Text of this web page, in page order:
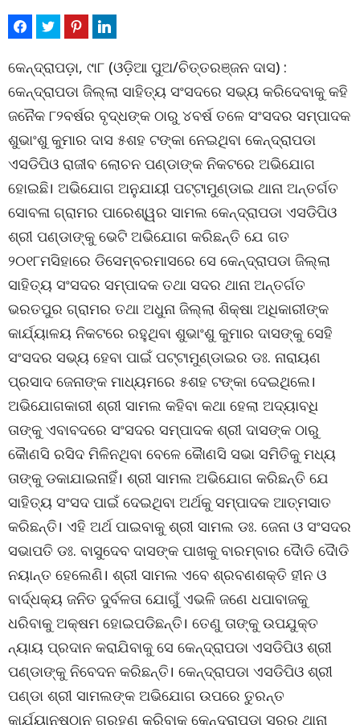
କେନ୍ଦ୍ରାପଡ଼ା, ୯ା୮ (ଓଡ଼ିଆ ପୁଅ/ଚିତ୍ତରଞ୍ଜନ ଦାସ) :
କେନ୍ଦ୍ରାପଡା ଜିଲ୍ଲା ସାହିତ୍ୟ ସଂସଦରେ ସଭ୍ୟ କରିଦେବାକୁ କହି
ଜନୈକ ୮୨ବର୍ଷର ବୃଦ୍ଧଙ୍କ ଠାରୁ ୪ବର୍ଷ ତଳେ ସଂସଦର ସମ୍ପାଦକ
ଶୁଭାଂଶୁ କୁମାର ଦାସ ୫ଶହ ଟଙ୍କା ନେଇଥିବା କେନ୍ଦ୍ରାପଡା
ଏସଡିପିଓ ରାଜୀବ ଲୋଚନ ପଣ୍ଡାଙ୍କ ନିକଟରେ ଅଭିଯୋଗ
ହୋଇଛି। ଅଭିଯୋଗ ଅନୁଯାୟୀ ପଟ୍ଟାମୁଣ୍ଡାଇ ଥାନା ଅନ୍ତର୍ଗତ
ସୋବଳା ଗ୍ରାମର ପାରେଶ୍ୱର ସାମଲ କେନ୍ଦ୍ରାପଡା ଏସଡିପିଓ
ଶ୍ରୀ ପଣ୍ଡାଙ୍କୁ ଭେଟି ଅଭିଯୋଗ କରିଛନ୍ତି ଯେ ଗତ
୨୦୧୮ମସିହାରେ ଡିସେମ୍ବରମାସରେ ସେ କେନ୍ଦ୍ରାପଡା ଜିଲ୍ଲା
ସାହିତ୍ୟ ସଂସଦର ସମ୍ପାଦକ ତଥା ସଦର ଥାନା ଅନ୍ତର୍ଗତ
ଭରତପୁର ଗ୍ରାମର ତଥା ଅଧୁନା ଜିଲ୍ଲା ଶିକ୍ଷା ଅଧିକାରୀଙ୍କ
କାର୍ଯ୍ୟାଳୟ ନିକଟରେ ରହୁଥିବା ଶୁଭାଂଶୁ କୁମାର ଦାସଙ୍କୁ ସେହି
ସଂସଦର ସଭ୍ୟ ହେବା ପାଇଁ ପଟ୍ଟାମୁଣ୍ଡାଇର ଡଃ. ନାରାୟଣ
ପ୍ରସାଦ ଜେନାଙ୍କ ମାଧ୍ୟମରେ ୫ଶହ ଟଙ୍କା ଦେଇଥିଲେ।
ଅଭିଯୋଗକାରୀ ଶ୍ରୀ ସାମଲ କହିବା କଥା ହେଲା ଅଦ୍ୟାବଧି
ତାଙ୍କୁ ଏବାବଦରେ ସଂସଦର ସମ୍ପାଦକ ଶ୍ରୀ ଦାସଙ୍କ ଠାରୁ
କୈାଣସି ରସିଦ ମିଳିନଥିବା ବେଳେ କୈାଣସି ସଭା ସମିତିକୁ ମଧ୍ୟ
ତାଙ୍କୁ ଡକାଯାଇନାହିଁ। ଶ୍ରୀ ସାମଲ ଅଭିଯୋଗ କରିଛନ୍ତି ଯେ
ସାହିତ୍ୟ ସଂସଦ ପାଇଁ ଦେଇଥିବା ଅର୍ଥକୁ ସମ୍ପାଦକ ଆତ୍ମସାତ
କରିଛନ୍ତି। ଏହି ଅର୍ଥ ପାଇବାକୁ ଶ୍ରୀ ସାମଲ ଡଃ. ଜେନା ଓ ସଂସଦର
ସଭାପତି ଡଃ. ବାସୁଦେବ ଦାସଙ୍କ ପାଖକୁ ବାରମ୍ବାର ଦୈାଡି ଦୈାଡି
ନୟାନ୍ତ ହେଲେଣି। ଶ୍ରୀ ସାମଲ ଏବେ ଶ୍ରବଣଶକ୍ତି ହୀନ ଓ
ବାର୍ଦ୍ଧକ୍ୟ ଜନିତ ଦୁର୍ବଳତା ଯୋଗୁଁ ଏଭଳି ଜଣେ ଧପାବାଜକୁ
ଧରିବାକୁ ଅକ୍ଷମ ହୋଇପଡିଛନ୍ତି। ତେଣୁ ତାଙ୍କୁ ଉପଯୁକ୍ତ
ନ୍ୟାୟ ପ୍ରଦାନ କରାଯିବାକୁ ସେ କେନ୍ଦ୍ରାପଡା ଏସଡିପିଓ ଶ୍ରୀ
ପଣ୍ଡାଙ୍କୁ ନିବେଦନ କରିଛନ୍ତି। କେନ୍ଦ୍ରାପଡା ଏସଡିପିଓ ଶ୍ରୀ
ପଣ୍ଡା ଶ୍ରୀ ସାମଲଙ୍କ ଅଭିଯୋଗ ଉପରେ ତୁରନ୍ତ
କାର୍ଯ୍ୟାନୁଷ୍ଠାନ ଗ୍ରହଣ କରିବାକୁ କେନ୍ଦ୍ରାପଡା ସରର ଥାନା